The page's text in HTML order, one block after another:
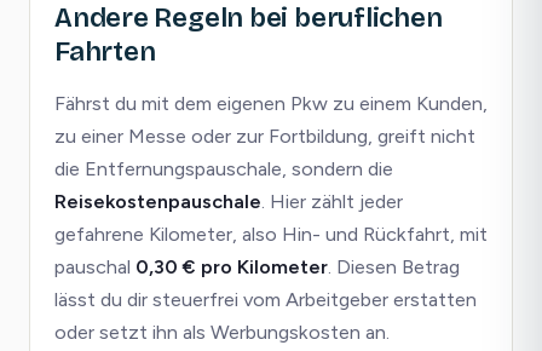
Andere Regeln bei beruflichen
Fahrten
Fährst du mit dem eigenen Pkw zu einem Kunden,
zu einer Messe oder zur Fortbildung, greift nicht
die Entfernungspauschale, sondern die
Reisekostenpauschale . Hier zählt jeder
gefahrene Kilometer, also Hin- und Rückfahrt, mit
pauschal 0,30 € pro Kilometer . Diesen Betrag
lässt du dir steuerfrei vom Arbeitgeber erstatten
oder setzt ihn als Werbungskosten an.